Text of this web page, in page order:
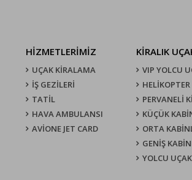
HİZMETLERİMİZ
UÇAK KIRALAMA
İŞ GEZİLERİ
TATİL
HAVA AMBULANSI
AVİONE JET CARD
KIRALIK
VIP YOLCU
HELİKOPTER
PERVANELİ
KÜÇÜK
ORTA
GENİŞ
YOLCU